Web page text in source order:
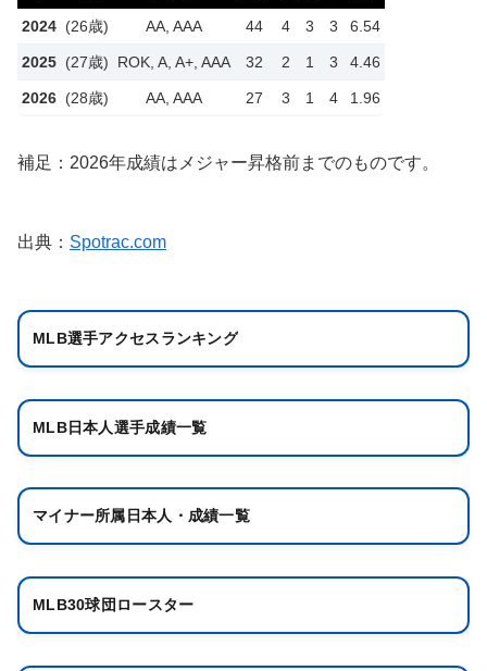
2024 (26歳) AA, AAA 44 4 3 3 6.54
2025 (27歳) ROK, A, A+, AAA 32 2 1 3 4.46
2026 (28歳) AA, AAA 27 3 1 4 1.96
補足：2026年成績はメジャー昇格前までのものです。
出典： Spotrac.com
MLB選手アクセスランキング
MLB日本人選手成績一覧
マイナー所属日本人・成績一覧
MLB30球団ロースター